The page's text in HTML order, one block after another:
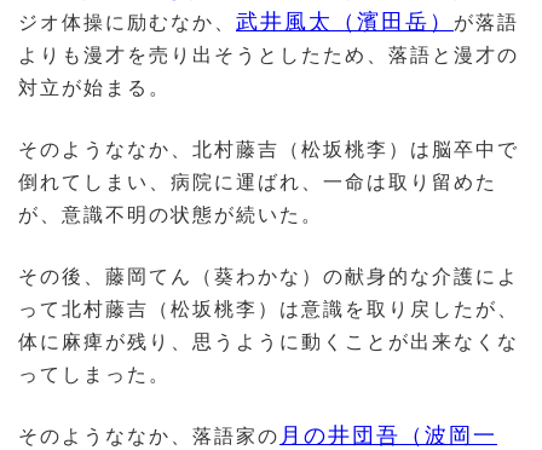
ジオ体操に励むなか、 武井風太（濱田岳）
が落語
よりも漫才を売り出そうとしたため、落語と漫才の
対立が始まる。
そのようななか、北村藤吉（松坂桃李）は脳卒中で
倒れてしまい、病院に運ばれ、一命は取り留めた
が、意識不明の状態が続いた。
その後、藤岡てん（葵わかな）の献身的な介護によ
って北村藤吉（松坂桃李）は意識を取り戻したが、
体に麻痺が残り、思うように動くことが出来なくな
ってしまった。
そのようななか、落語家の 月の井団吾（波岡一